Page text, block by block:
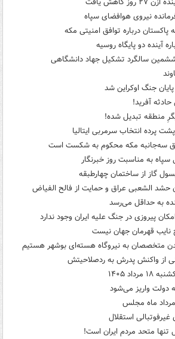
نیروی هوافضای سپاه
پاکستان درباره توافق امنیتی مکه
آینده دو پایگاه روسیه
سالگرد تشکیل جهاد دانشگاهی
پایان جنگ اوکراین شد
آفرید!
منطقه تبدیل شده!
پرده انتخاب سرمربی ایتالیا
سه‌جانبه مکه محکوم به شکست است
سپاه به مناسبت روز خبرنگار
گاز از ساختمان چهارطبقه
حشد الشعبی عراق و حمایت از فالح الفیاض
پیروزی در جنگ علیه ایران وجود ندارد
نایب قهرمان جهان نیست
متخصصان به نیروگاه هسته‌ای بوشهر هستیم
از واکنش پدرش به ردصلاحیتش
۱۴۰۵
دولت واریز می‌شود
غیرفوتبالی استقلال
تنها متحد مردم ایران است!